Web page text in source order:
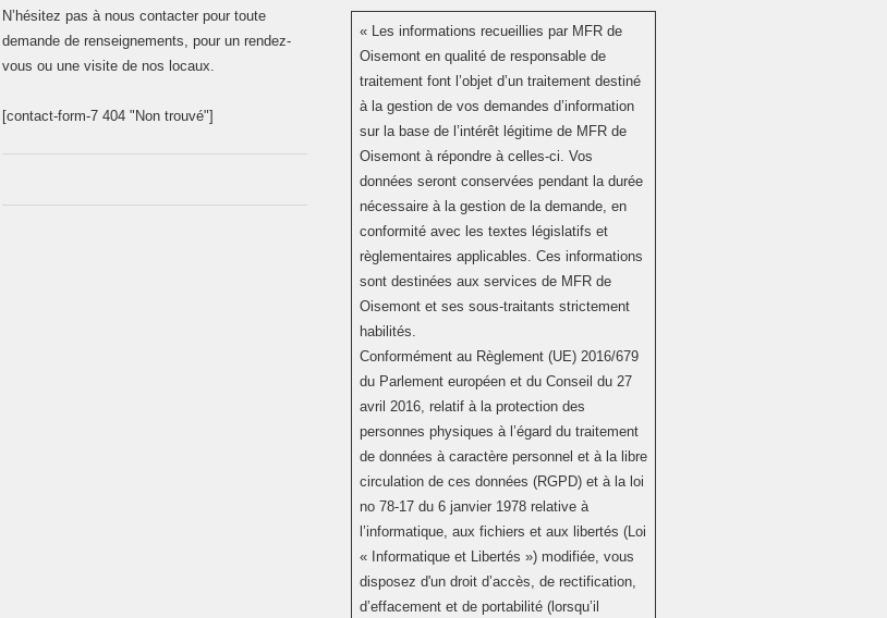
N’hésitez pas à nous contacter pour toute
demande de renseignements, pour un rendez-
vous ou une visite de nos locaux.
[contact-form-7 404 "Non trouvé"]
« Les informations recueillies par MFR de
Oisemont en qualité de responsable de
traitement font l’objet d’un traitement destiné
à la gestion de vos demandes d’information
sur la base de l’intérêt légitime de MFR de
Oisemont à répondre à celles-ci. Vos
données seront conservées pendant la durée
nécessaire à la gestion de la demande, en
conformité avec les textes législatifs et
règlementaires applicables. Ces informations
sont destinées aux services de MFR de
Oisemont et ses sous-traitants strictement
habilités.
Conformément au Règlement (UE) 2016/679
du Parlement européen et du Conseil du 27
avril 2016, relatif à la protection des
personnes physiques à l’égard du traitement
de données à caractère personnel et à la libre
circulation de ces données (RGPD) et à la loi
no 78-17 du 6 janvier 1978 relative à
l’informatique, aux fichiers et aux libertés (Loi
« Informatique et Libertés ») modifiée, vous
disposez d'un droit d’accès, de rectification,
d’effacement et de portabilité (lorsqu’il